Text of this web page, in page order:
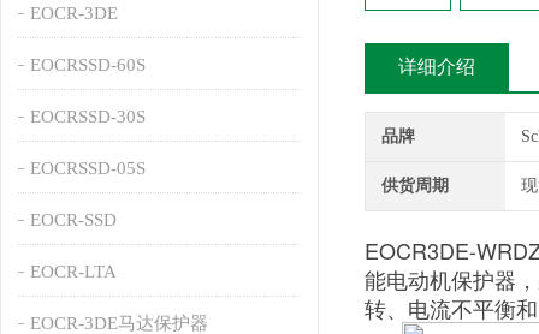
EOCR-3DE
EOCRSSD-60S
EOCRSSD-30S
EOCRSSD-05S
EOCR-SSD
EOCR-LTA
EOCR-3DE马达保护器
详细介绍
品牌
供货周期
EOCR3DE-
能电动机保护器
转、电流不平衡